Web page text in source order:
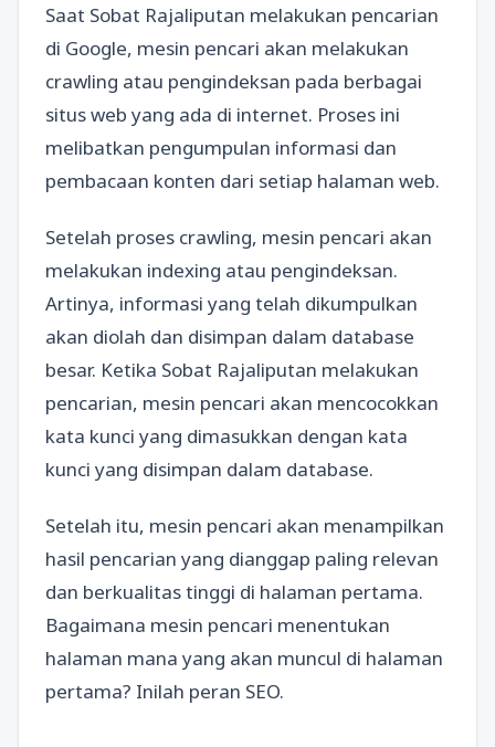
Saat Sobat Rajaliputan melakukan pencarian
di Google, mesin pencari akan melakukan
crawling atau pengindeksan pada berbagai
situs web yang ada di internet. Proses ini
melibatkan pengumpulan informasi dan
pembacaan konten dari setiap halaman web.
Setelah proses crawling, mesin pencari akan
melakukan indexing atau pengindeksan.
Artinya, informasi yang telah dikumpulkan
akan diolah dan disimpan dalam database
besar. Ketika Sobat Rajaliputan melakukan
pencarian, mesin pencari akan mencocokkan
kata kunci yang dimasukkan dengan kata
kunci yang disimpan dalam database.
Setelah itu, mesin pencari akan menampilkan
hasil pencarian yang dianggap paling relevan
dan berkualitas tinggi di halaman pertama.
Bagaimana mesin pencari menentukan
halaman mana yang akan muncul di halaman
pertama? Inilah peran SEO.